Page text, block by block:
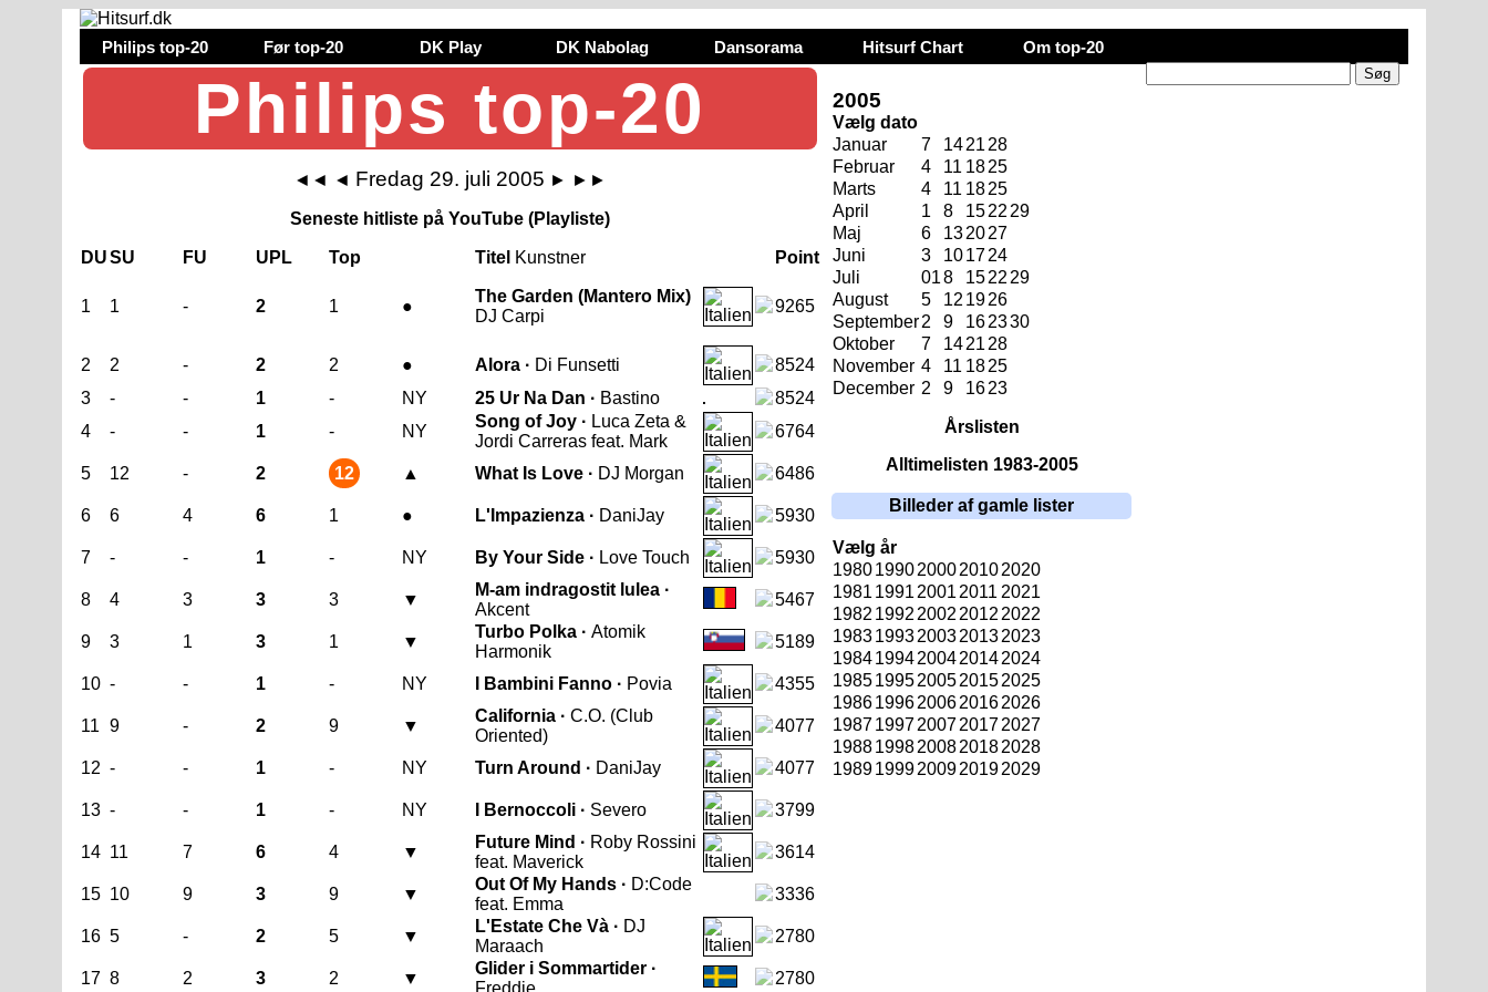
Philips top-20 Før top-20 DK Play DK Nabolag Dansorama Hitsurf Chart Om top-20
Philips top-20
◄◄ ◄ Fredag 29. juli 2005 ► ►►
Seneste hitliste på YouTube (Playliste)
DUSU FU UPL Top Titel Kunstner Point
1 1 - 2 1 ●
The Garden (Mantero Mix)
DJ Carpi
9265
2 2 - 2 2 ● Alora · Di Funsetti
8524
3
- - 1 - NY 25 Ur Na Dan · Bastino
8524
4
- - 1 - NY
Song of Joy · Luca Zeta &
Jordi Carreras feat. Mark
6764
5 12 - 2 12 ▲ What Is Love · DJ Morgan 6486
6 6 4 6 1 ● L'Impazienza · DaniJay 5930
7 - - 1 - NY By Your Side · Love Touch 5930
8 4 3 3 3 ▼
M-am indragostit lulea ·
Akcent
5467
9 3 1 3 1 ▼
Turbo Polka · Atomik
Harmonik
5189
10 - - 1 - NY I Bambini Fanno · Povia 4355
11 9 - 2 9 ▼
California · C.O. (Club
Oriented)
4077
12 - - 1 - NY Turn Around · DaniJay 4077
13 - - 1 - NY I Bernoccoli · Severo 3799
14 11 7 6 4 ▼
Future Mind · Roby Rossini
feat. Maverick
3614
15 10 9 3 9 ▼
Out Of My Hands · D:Code
feat. Emma
3336
16 5 - 2 5 ▼
L'Estate Che Và · DJ
Maraach
2780
17 8 2 3 2 ▼
Glider i Sommartider ·
Freddie
2780
2005
Vælg dato
Januar
7 1421 28
Februar
4 11 1825
Marts
4 11 1825
April
1 8 1522 29
Maj
6 132027
Juni
3 101724
Juli
018 1522 29
August
5 12 1926
September2 9 162330
Oktober
7 1421 28
November 4 11 1825
December 2 9 1623
Årslisten
Alltimelisten 1983-2005
Billeder af gamle lister
Vælg år
19801990200020102020
1981 1991 2001 2011 2021
1982 1992 2002 2012 2022
19831993200320132023
19841994200420142024
19851995200520152025
19861996200620162026
19871997200720172027
19881998200820182028
19891999200920192029